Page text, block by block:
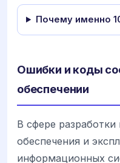
Почему именно
Ошибки и коды
обеспечении
В сфере
обеспечения и
информационных